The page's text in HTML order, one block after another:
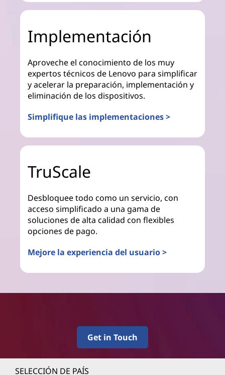
Implementación
Aproveche el conocimiento de los muy
expertos técnicos de Lenovo para simplificar
y acelerar la preparación, implementación y
eliminación de los dispositivos.
Simplifique las implementaciones >
TruScale
Desbloquee todo como un servicio, con
acceso simplificado a una gama de
soluciones de alta calidad con flexibles
opciones de pago.
Mejore la experiencia del usuario >
Get in Touch
SELECCIÓN DE PAÍS